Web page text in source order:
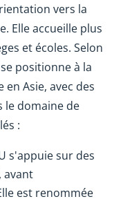
vers la
Elle accueille plus
et écoles. Selon
positionne à la
en Asie, avec des
le domaine de
:
s'appuie sur des
avant
est renommée